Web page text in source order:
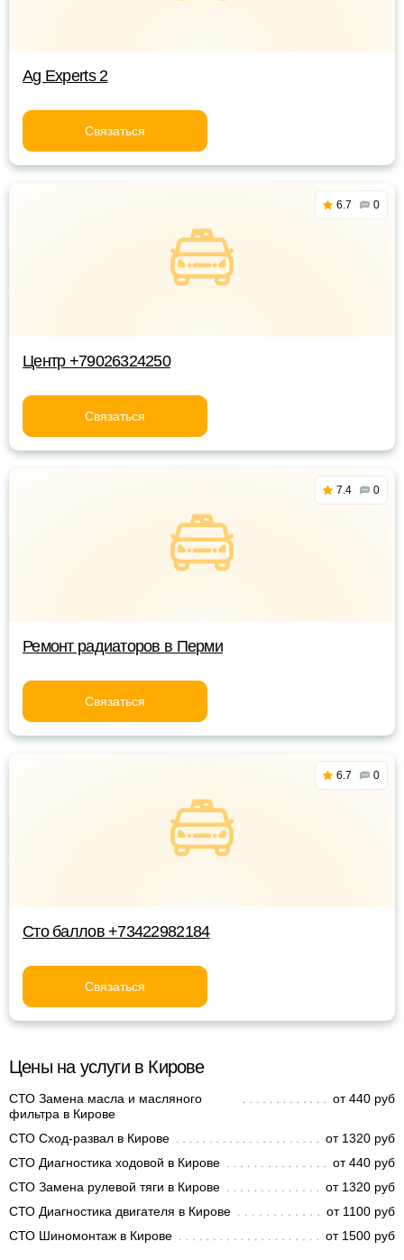
Ag Experts 2
Связаться
6.7 0
Центр +79026324250
Связаться
7.4 0
Ремонт радиаторов в Перми
Связаться
6.7 0
Сто баллов +73422982184
Связаться
Цены на услуги в Кирове
СТО Замена масла и масляного
фильтра в Кирове
от 440 руб
СТО Сход-развал в Кирове
от 1320 руб
СТО Диагностика ходовой в Кирове
от 440 руб
СТО Замена рулевой тяги в Кирове
от 1320 руб
СТО Диагностика двигателя в Кирове
от 1100 руб
СТО Шиномонтаж в Кирове
от 1500 руб